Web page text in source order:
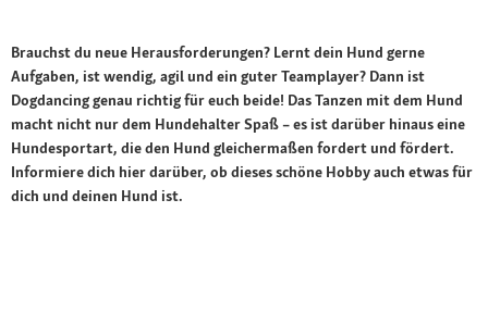
Brauchst du neue Herausforderungen? Lernt dein Hund gerne
Aufgaben, ist wendig, agil und ein guter Teamplayer? Dann ist
Dogdancing genau richtig für euch beide! Das Tanzen mit dem Hund
macht nicht nur dem Hundehalter Spaß – es ist darüber hinaus eine
Hundesportart, die den Hund gleichermaßen fordert und fördert.
Informiere dich hier darüber, ob dieses schöne Hobby auch etwas für
dich und deinen Hund ist.